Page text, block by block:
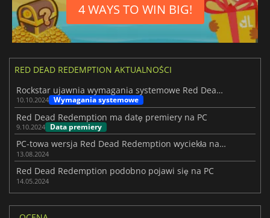
4 WAYS TO WIN BIG!
RED DEAD REDEMPTION AKTUALNOŚCI
Rockstar ujawnia wymagania systemowe Red Dead Redemption na PC
10.10.2024 Wymagania systemowe
Red Dead Redemption ma datę premiery na PC
9.10.2024 Data premiery
PC-towa wersja Red Dead Redemption wyciekła na PSN
13.08.2024
Red Dead Redemption podobno pojawi się na PC
14.05.2024